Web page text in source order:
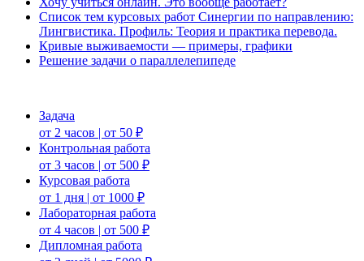
Список тем курсовых работ Синергии по направлению:
Лингвистика. Профиль: Теория и практика перевода.
Кривые выживаемости — примеры, графики
Решение задачи о параллелепипеде
Задача
от 2 часов | от 50 ₽
Контрольная работа
от 3 часов | от 500 ₽
Курсовая работа
от 1 дня | от 1000 ₽
Лабораторная работа
от 4 часов | от 500 ₽
Дипломная работа